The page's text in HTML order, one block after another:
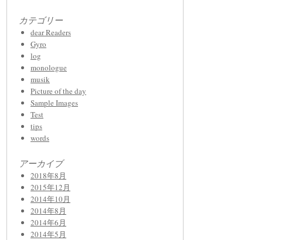
カテゴリー
dear Readers
Gyro
log
monologue
musik
Picture of the day
Sample Images
Test
tips
words
アーカイブ
2018年8月
2015年12月
2014年10月
2014年8月
2014年6月
2014年5月